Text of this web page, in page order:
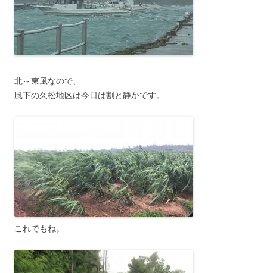
北～東風なので、
風下の久松地区は今日は割と静かです。
これでもね。